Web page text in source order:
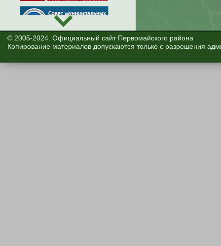
© 2005-2024. Официальный сайт Первомайского района
Копирование материалов допускаются только с разрешения